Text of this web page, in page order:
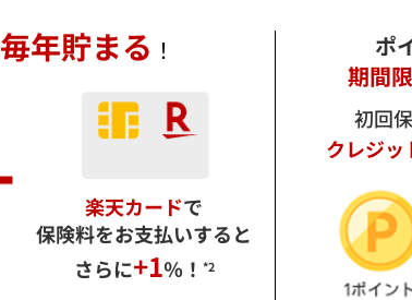
毎年貯まる ！
楽天カードで
保険料をお支払いすると
さらに+1％！ *2
ポ
期間
初回
クレジッ